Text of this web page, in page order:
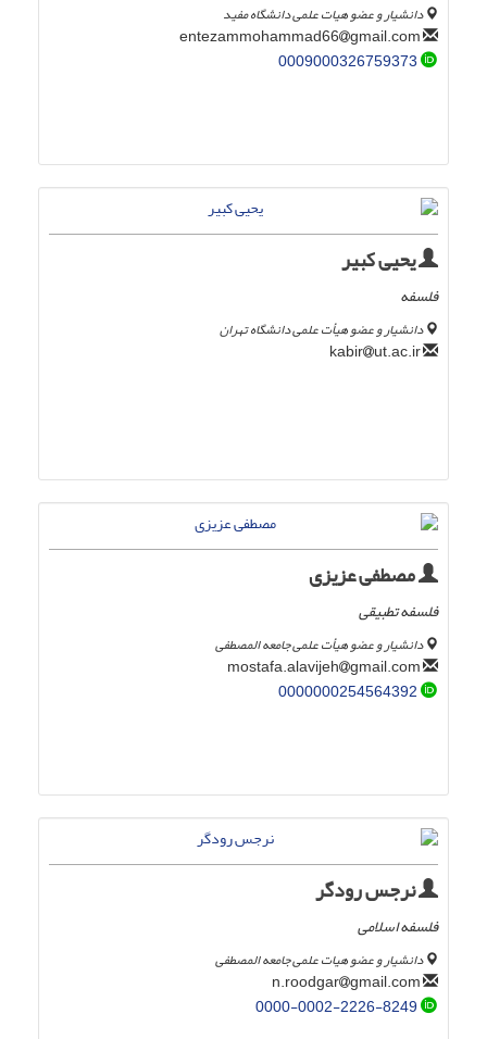
دانشیار و عضو هیات علمی دانشگاه مفید
gmail.com
0009000326759373
یحیی کبیر
فلسفه
دانشیار و عضو هیأت علمی دانشگاه تهران
ut.ac.ir
مصطفی عزیزی
فلسفه تطبیقی
دانشیار و عضو هیأت علمی جامعه المصطفی
gmail.com
0000000254564392
نرجس رودگر
فلسفه اسلامی
دانشیار و عضو هیات علمی جامعه المصطفی
gmail.com
0000-0002-2226-8249